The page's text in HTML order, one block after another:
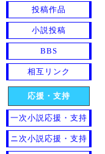
投稿作品
小説投稿
BBS
相互リンク
応援・支持
一次小説応援・支持
ニ次小説応援・支持